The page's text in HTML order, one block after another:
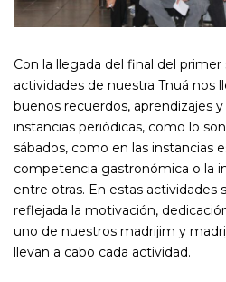
Con la llegada del final del
actividades de nuestra Tnuá nos
buenos recuerdos, aprendizajes y
instancias periódicas, como lo
sábados, como en las instancias
competencia gastronómica o la
entre otras. En estas actividades
reflejada la motivación,
uno de nuestros madrijim y
llevan a cabo cada actividad.